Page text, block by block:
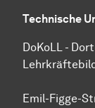
Technische
DoKoLL -
Emil-Figge-